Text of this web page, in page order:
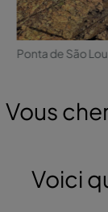
Ponta de São
Vous
Voici